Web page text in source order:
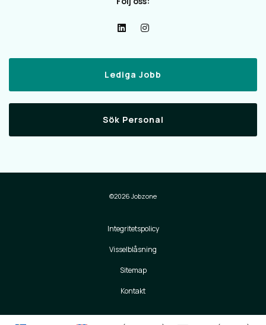
Lediga Jobb
Sök Personal
©2026 Jobzone
Integritetspolicy
Visselblåsning
Sitemap
Kontakt